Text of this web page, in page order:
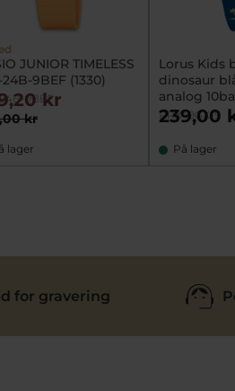
JUNIOR TIMELESS
9BEF (1330)
9BEF
kr
kr
lager
Lorus Kids
dinosaur
analog
RRX49GX-9
239,00
På lager
for gravering